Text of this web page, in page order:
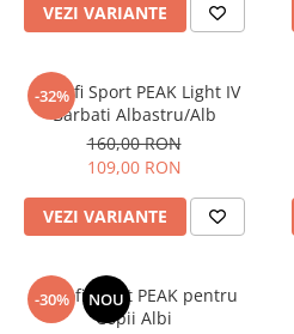
VEZI VARIANTE
-32%
Pantofi Sport PEAK Light IV
Barbati Albastru/Alb
160,00 RON
109,00 RON
VEZI VARIANTE
-30% NOU
Pantofi Sport PEAK pentru
Copii Albi